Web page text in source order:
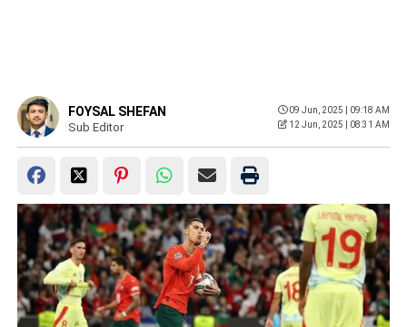
FOYSAL SHEFAN
Sub Editor
09 Jun, 2025 | 09:18 AM
12 Jun, 2025 | 08:31 AM